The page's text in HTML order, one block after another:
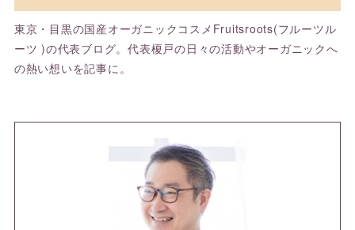
東京・目黒の国産オーガニックコスメFruitsroots(フルーツル
ーツ )の代表ブログ。代表榎戸の日々の活動やオーガニックへ
の熱い想いを記事に。